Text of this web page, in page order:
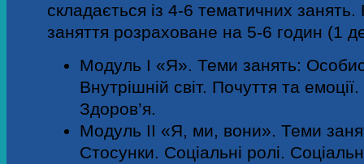
складається із 4-6 тематичних
заняття розраховане на 5-6 годин (1
Модуль І «Я». Теми занять:
Внутрішній світ. Почуття та
Здоров’я.
Модуль ІІ «Я, ми, вони». Теми
Стосунки. Соціальні ролі.